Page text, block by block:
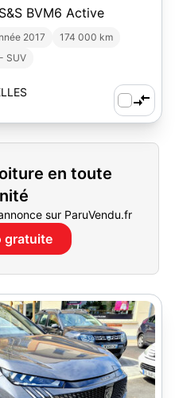
BVM6 Active
2017
174 000 km
SUV
en toute
sur ParuVendu.fr
gratuite